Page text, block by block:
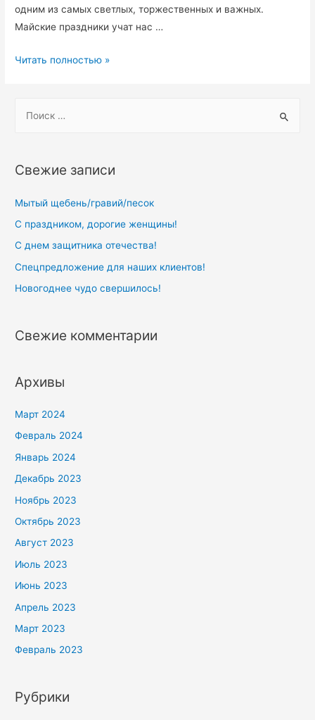
одним из самых светлых, торжественных и важных.
Майские праздники учат нас …
Поздравляем
праздниками
Читать полностью »
r
h
f
o
Свежие записи
Мытый щебень/гравий/песок
С праздником, дорогие женщины!
С днем защитника отечества!
Спецпредложение для наших клиентов!
Новогоднее чудо свершилось!
Свежие комментарии
Архивы
Март 2024
Февраль 2024
Январь 2024
Декабрь 2023
Ноябрь 2023
Октябрь 2023
Август 2023
Июль 2023
Июнь 2023
Апрель 2023
Март 2023
Февраль 2023
Рубрики